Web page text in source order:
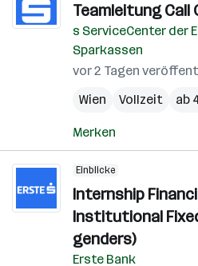
Teamleitung Call
s ServiceCenter der
Sparkassen
vor 2 Tagen
Wien
Vollzeit ab
Merken
Einblicke
Internship
Institutional
genders)
Erste Bank